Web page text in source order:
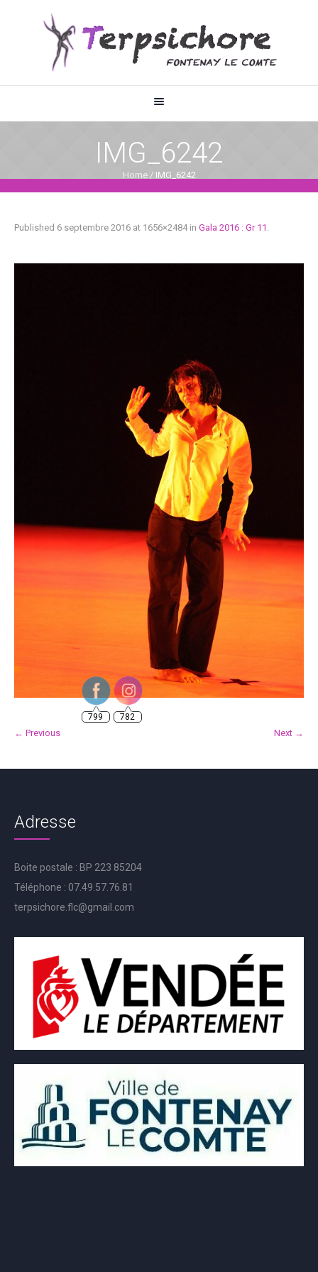
IMG_6242
Home / IMG_6242
Published 6 septembre 2016 at 1656×2484 in Gala 2016 : Gr 11 .
← Previous Next →
Adresse
Boite postale : BP 223 85204
Téléphone : 07.49.57.76.81
terpsichore.flc@gmail.com
799 782